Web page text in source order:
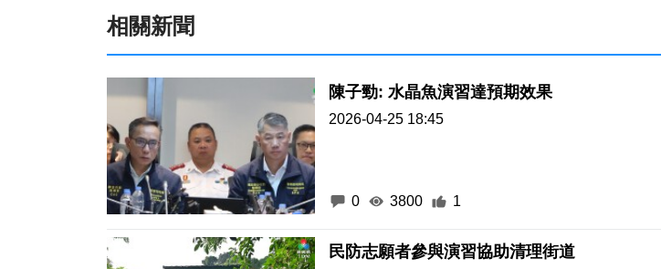
相關新聞
陳子勁: 水晶魚演習達預期效果
2026-04-25 18:45
0 3800 1
民防志願者參與演習協助清理街道